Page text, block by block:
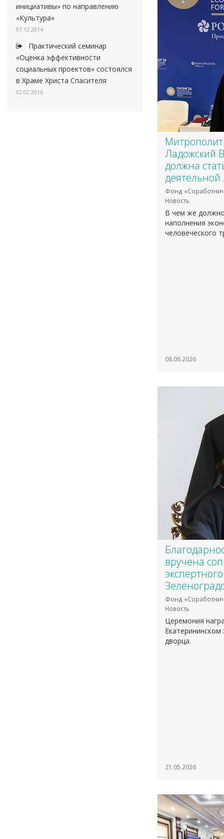
инициативы» по направлению
«Культура»
07.12.2014
Практический семинар
«Оценка эффективности
социальных проектов» состоялся
в Храме Христа Спасителя
02.02.2016
Ладожский
должна
Фонд
Новость
В чем же
наполнения
человеческого
08.06.2026
вручена
Фонд
Новость
Церемония
дворца.
21.05.2026